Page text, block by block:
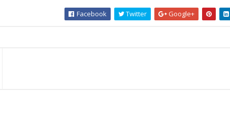
Facebook Twitter Google+